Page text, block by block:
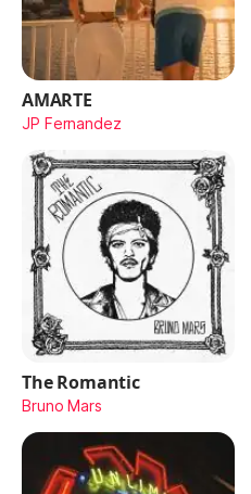
AMARTE
JP Fernandez
The Romantic
Bruno Mars